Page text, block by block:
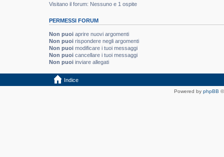
Visitano il forum: Nessuno e 1 ospite
PERMESSI FORUM
Non puoi aprire nuovi argomenti
Non puoi rispondere negli argomenti
Non puoi modificare i tuoi messaggi
Non puoi cancellare i tuoi messaggi
Non puoi inviare allegati
Indice
Powered by phpBB